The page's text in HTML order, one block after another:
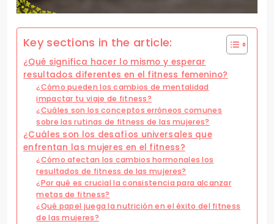
Key sections in the article:
¿Qué significa hacer lo mismo y esperar
resultados diferentes en el fitness femenino?
¿Cómo pueden los cambios de mentalidad
impactar tu viaje de fitness?
¿Cuáles son los conceptos erróneos comunes
sobre las rutinas de fitness de las mujeres?
¿Cuáles son los desafíos universales que
enfrentan las mujeres en el fitness?
¿Cómo afectan los cambios hormonales los
resultados de fitness de las mujeres?
¿Por qué es crucial la consistencia para alcanzar
metas de fitness?
¿Qué papel juega la nutrición en el éxito del fitness
de las mujeres?